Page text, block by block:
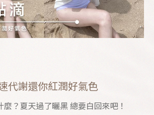
代謝還你紅潤好氣色
麼？夏天過了曬黑 總要白回來吧！